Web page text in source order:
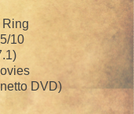
10
DVD)